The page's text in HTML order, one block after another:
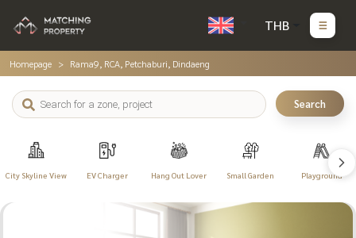
THB
Homepage Rama9, RCA, Petchaburi, Dindaeng
Search
City Skyline View EV Charger Hang Out Lover Small Garden Playground